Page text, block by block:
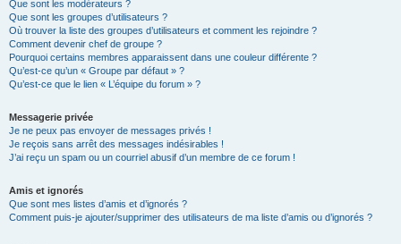
Que sont les modérateurs ?
Que sont les groupes d’utilisateurs ?
Où trouver la liste des groupes d’utilisateurs et comment les rejoindre ?
Comment devenir chef de groupe ?
Pourquoi certains membres apparaissent dans une couleur différente ?
Qu’est-ce qu’un « Groupe par défaut » ?
Qu’est-ce que le lien « L’équipe du forum » ?
Messagerie privée
Je ne peux pas envoyer de messages privés !
Je reçois sans arrêt des messages indésirables !
J’ai reçu un spam ou un courriel abusif d’un membre de ce forum !
Amis et ignorés
Que sont mes listes d’amis et d’ignorés ?
Comment puis-je ajouter/supprimer des utilisateurs de ma liste d’amis ou d’ignorés ?